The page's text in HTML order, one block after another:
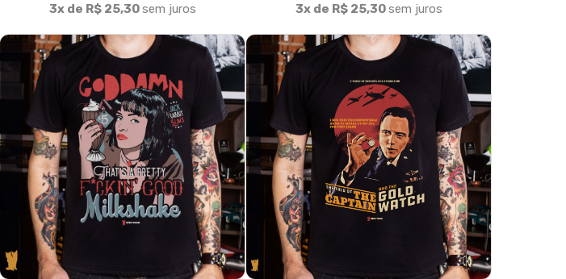
3x de R$ 25,30sem juros 3x de R$ 25,30sem juros